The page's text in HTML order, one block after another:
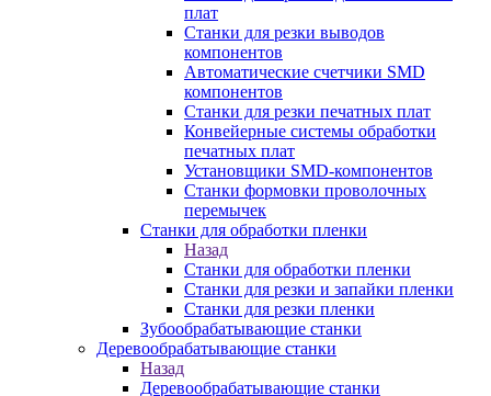
плат
Станки для резки выводов
компонентов
Автоматические счетчики SMD
компонентов
Станки для резки печатных плат
Конвейерные системы обработки
печатных плат
Установщики SMD-компонентов
Станки формовки проволочных
перемычек
Станки для обработки пленки
Назад
Станки для обработки пленки
Станки для резки и запайки пленки
Станки для резки пленки
Зубообрабатывающие станки
Деревообрабатывающие станки
Назад
Деревообрабатывающие станки